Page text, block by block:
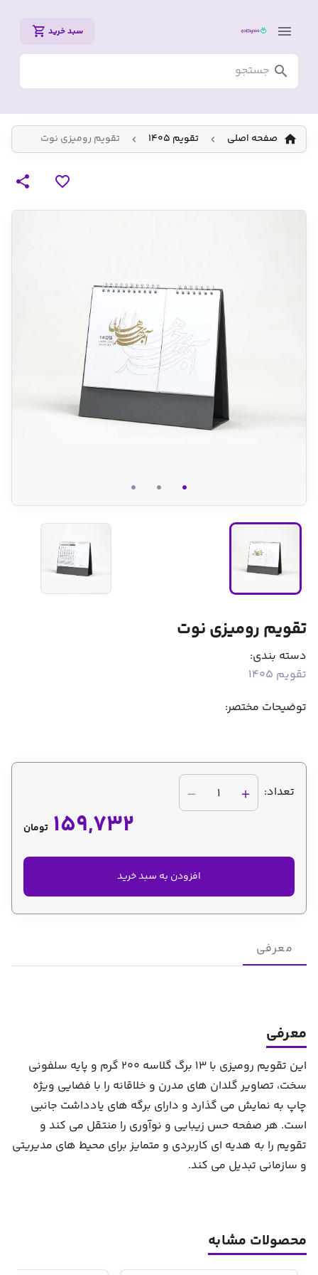
سبد خرید
صفحه اصلی تقویم 1405 تقویم رومیزی نوت
تقویم رومیزی نوت
دسته بندی:
تقویم 1405
توضیحات مختصر:
تعداد: 1
159,732 تومان
افزودن به سبد خرید
معرفی
معرفی
این تقویم رومیزی با 13 برگ گلاسه 200 گرم و پایه سلفونی
سخت، تصاویر گلدان های مدرن و خلاقانه را با فضایی ویژه
چاپ به نمایش می گذارد و دارای برگه های یادداشت جانبی
است. هر صفحه حس زیبایی و نوآوری را منتقل می کند و
تقویم را به هدیه ای کاربردی و متمایز برای محیط های مدیریتی
و سازمانی تبدیل می کند.
محصولات مشابه